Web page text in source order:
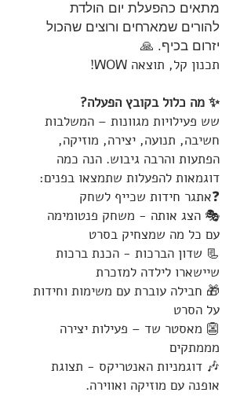
מתאים כהפעלת יום הולדת
להורים שמארחים ורוצים שהכול
יזרום בכיף. 🙏
תכנון קל, תוצאה WOW!
✨ מה כלול בקובץ הפעלה?
שש פעילויות מגוונות – המשלבות
חשיבה, תנועה, יצירה, מוזיקה,
הפתעות והרבה גיבוש. הנה כמה
דוגמאות להפעלות שתמצאו בפנים:
❓אתגר חידות שכייף לשחק
🎭 הצג אותה - משחק פנטומימה
עם כל מה שמצחיק בסרט
📃 שדון הברכות - הכנת ברכות
שיישארו לילדה למזכרת
🎁 חבילה עוברת עם משימות וחידות
על הסרט
👺 מאסטר שד – פעילות יצירה
מממתקים
🎶 דוגמניות האנטריקס - תצוגת
אופנה עם מוזיקה ואווירה.